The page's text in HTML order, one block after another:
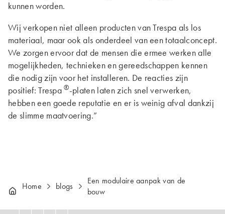
kunnen worden.
Wij verkopen niet alleen producten van Trespa als los
materiaal, maar ook als onderdeel van een totaalconcept.
We zorgen ervoor dat de mensen die ermee werken alle
mogelijkheden, technieken en gereedschappen kennen
die nodig zijn voor het installeren. De reacties zijn
positief: Trespa®-platen laten zich snel verwerken,
hebben een goede reputatie en er is weinig afval dankzij
de slimme maatvoering.”
Home blogs
Een modulaire aanpak van de
bouw